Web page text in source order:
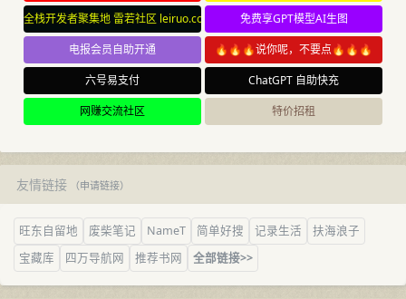
全栈开发者聚集地 雷若社区 leiruo.com
免费享GPT模型AI生图
电报会员自助开通
🔥🔥🔥说你呢，不要点🔥🔥🔥
六号易支付
ChatGPT 自助快充
网赚交流社区
特价招租
友情链接（申请链接）
旺东自留地 废柴笔记 NameT 简单好搜 记录生活
扶海浪子
宝藏库
四万导航网 推荐书网 全部链接>>